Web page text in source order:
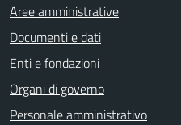
Aree amministrative
Documenti e dati
Enti e fondazioni
Organi di governo
Personale amministrativo